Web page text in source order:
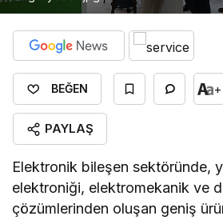
BEĞEN +
PAYLAŞ
Elektronik bileşen sektöründe,
elektroniği, elektromekanik ve
çözümlerinden oluşan geniş